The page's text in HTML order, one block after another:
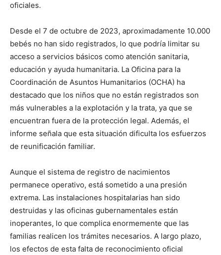
oficiales.
Desde el 7 de octubre de 2023, aproximadamente 10.000
bebés no han sido registrados, lo que podría limitar su
acceso a servicios básicos como atención sanitaria,
educación y ayuda humanitaria. La Oficina para la
Coordinación de Asuntos Humanitarios (OCHA) ha
destacado que los niños que no están registrados son
más vulnerables a la explotación y la trata, ya que se
encuentran fuera de la protección legal. Además, el
informe señala que esta situación dificulta los esfuerzos
de reunificación familiar.
Aunque el sistema de registro de nacimientos
permanece operativo, está sometido a una presión
extrema. Las instalaciones hospitalarias han sido
destruidas y las oficinas gubernamentales están
inoperantes, lo que complica enormemente que las
familias realicen los trámites necesarios. A largo plazo,
los efectos de esta falta de reconocimiento oficial